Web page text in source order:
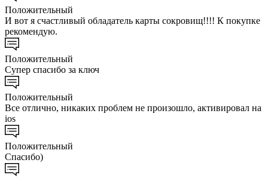
Положительный
И вот я счастливый обладатель карты сокровищ!!!! К покупке
рекомендую.
Положительный
Супер спасибо за ключ
Положительный
Все отлично, никаких проблем не произошло, активировал на
ios
Положительный
Спасибо)